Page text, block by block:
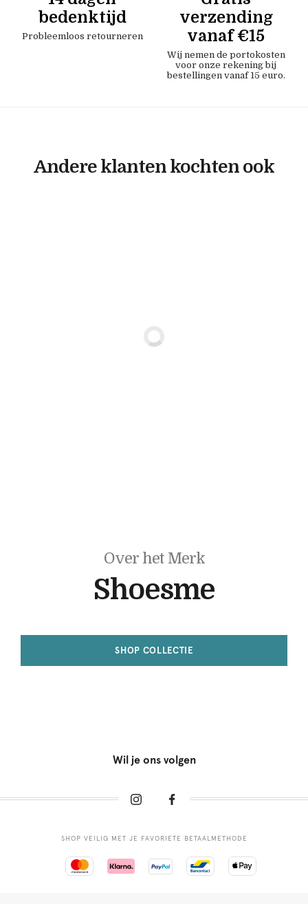
bedenktijd
Probleemloos retourneren
verzending
vanaf €15
Wij nemen de portokosten
voor onze rekening bij
bestellingen vanaf 15 euro.
Andere klanten kochten ook
Over het Merk
Shoesme
SHOP COLLECTIE
Wil je ons volgen
SHOP VEILIG MET JE FAVORIETE BETAALMETHODE